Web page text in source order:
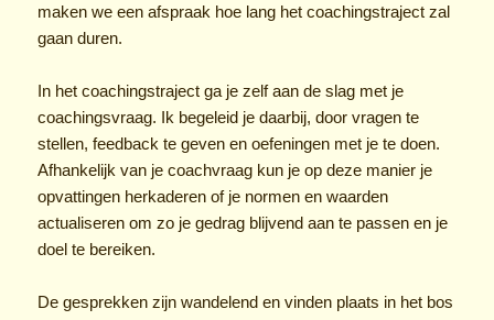
maken we een afspraak hoe lang het coachingstraject zal
gaan duren.
In het coachingstraject ga je zelf aan de slag met je
coachingsvraag. Ik begeleid je daarbij, door vragen te
stellen, feedback te geven en oefeningen met je te doen.
Afhankelijk van je coachvraag kun je op deze manier je
opvattingen herkaderen of je normen en waarden
actualiseren om zo je gedrag blijvend aan te passen en je
doel te bereiken.
De gesprekken zijn wandelend en vinden plaats in het bos